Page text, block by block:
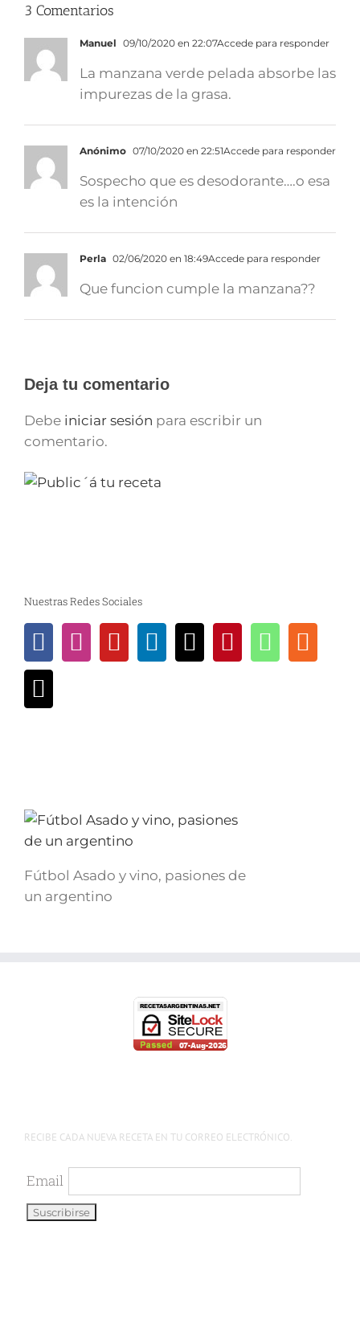
3 Comentarios
Manuel 09/10/2020 en 22:07Accede para responder
La manzana verde pelada absorbe las
impurezas de la grasa.
Anónimo 07/10/2020 en 22:51Accede para responder
Sospecho que es desodorante….o esa
es la intención
Perla 02/06/2020 en 18:49Accede para responder
Que funcion cumple la manzana??
Deja tu comentario
Debe iniciar sesión para escribir un
comentario.
Nuestras Redes Sociales
Fútbol Asado y vino, pasiones de
un argentino
RECIBE CADA NUEVA RECETA EN TU CORREO ELECTRÓNICO.
Email